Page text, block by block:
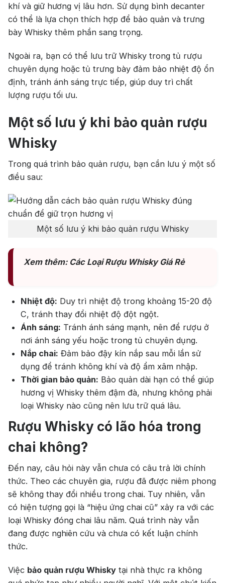
Top tìm kiếm
Rượu Vang Vang Pháp
Rượu Vang Ý
Rượu Vang Đỏ
Rượu Vang Trắng Whisky
Blended Scotch Whisky
Single Malt Scotch Whisky
Whiskey Mỹ Whisky Nhật
Vodka Cognac Sake
Chivas Macallan Hibiki
khí và giữ hương vị lâu hơn. Sử dụng bình decanter
có thể là lựa chọn thích hợp để bảo quản và trưng
bày Whisky thêm phần sang trọng.
Ngoài ra, bạn có thể lưu trữ Whisky trong tủ rượu
chuyên dụng hoặc tủ trưng bày đảm bảo nhiệt độ ổn
định, tránh ánh sáng trực tiếp, giúp duy trì chất
lượng rượu tối ưu.
Một số lưu ý khi bảo quản rượu
Whisky
Trong quá trình bảo quản rượu, bạn cần lưu ý một số
điều sau:
Một số lưu ý khi bảo quản rượu Whisky
Xem thêm: Các Loại Rượu Whisky Giá Rẻ
Nhiệt độ: Duy trì nhiệt độ trong khoảng 15-20 độ
C, tránh thay đổi nhiệt độ đột ngột.
Ánh sáng: Tránh ánh sáng mạnh, nên để rượu ở
nơi ánh sáng yếu hoặc trong tủ chuyên dụng.
Nắp chai: Đảm bảo đậy kín nắp sau mỗi lần sử
dụng để tránh không khí và độ ẩm xâm nhập.
Thời gian bảo quản: Bảo quản dài hạn có thể giúp
hương vị Whisky thêm đậm đà, nhưng không phải
loại Whisky nào cũng nên lưu trữ quá lâu.
Rượu Whisky có lão hóa trong
chai không?
Đến nay, câu hỏi này vẫn chưa có câu trả lời chính
thức. Theo các chuyên gia, rượu đã được niêm phong
sẽ không thay đổi nhiều trong chai. Tuy nhiên, vẫn
có hiện tượng gọi là “hiệu ứng chai cũ” xảy ra với các
loại Whisky đóng chai lâu năm. Quá trình này vẫn
đang được nghiên cứu và chưa có kết luận chính
thức.
Việc bảo quản rượu Whisky tại nhà thực ra không